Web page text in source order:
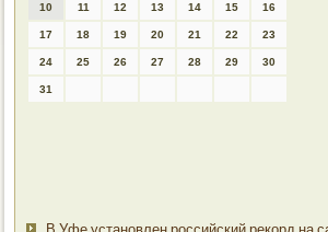
10 11 12 13 14 15 16
17 18 19 20 21 22 23
24 25 26 27 28 29 30
31